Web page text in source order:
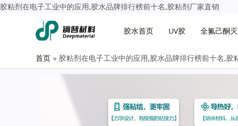
胶粘剂在电子工业中的应用,胶水品牌排行榜前十名,胶粘剂厂家直销
胶水首页 UV胶 全氟己酮
首页 胶粘剂在电子工业中的应用,胶水品牌排行榜前十名,胶